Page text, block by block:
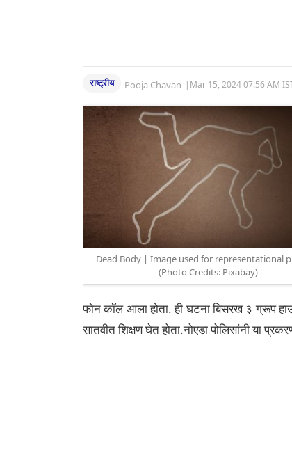
राष्ट्रीय Pooja Chavan | Mar 15, 2024 07:56 AM
Dead Body | Image used for representational
(Photo Credits: Pixabay)
फोन कॉल आला होता. ही घटना बिसरख ३ ग्रूप
सातवीत शिक्षण घेत होता.नोएडा पोलिसांनी या